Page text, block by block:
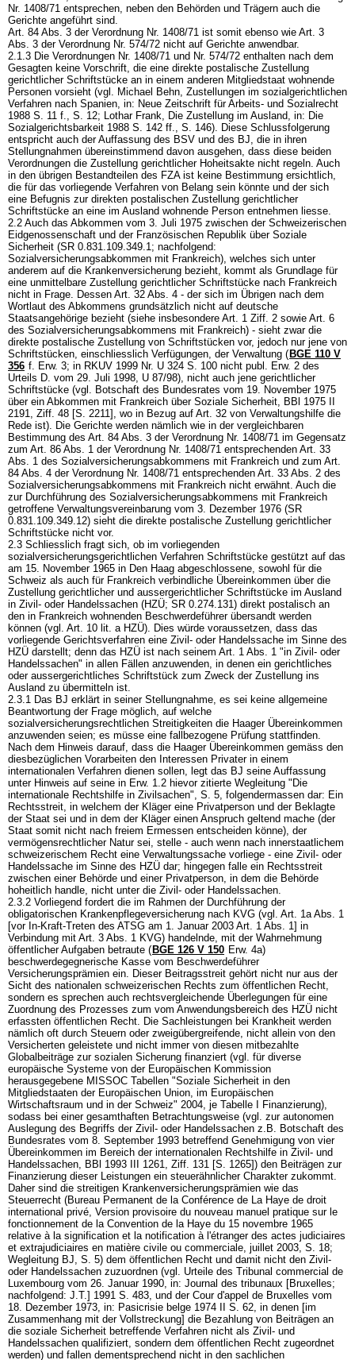
Nr. 1408/71 entsprechen, neben den Behörden und Trägern auch die
Gerichte angeführt sind.
Art. 84 Abs. 3 der Verordnung Nr. 1408/71 ist somit ebenso wie Art. 3
Abs. 3 der Verordnung Nr. 574/72 nicht auf Gerichte anwendbar.
2.1.3 Die Verordnungen Nr. 1408/71 und Nr. 574/72 enthalten nach dem
Gesagten keine Vorschrift, die eine direkte postalische Zustellung
gerichtlicher Schriftstücke an in einem anderen Mitgliedstaat wohnende
Personen vorsieht (vgl. Michael Behn, Zustellungen im sozialgerichtlichen
Verfahren nach Spanien, in: Neue Zeitschrift für Arbeits- und Sozialrecht
1988 S. 11 f., S. 12; Lothar Frank, Die Zustellung im Ausland, in: Die
Sozialgerichtsbarkeit 1988 S. 142 ff., S. 146). Diese Schlussfolgerung
entspricht auch der Auffassung des BSV und des BJ, die in ihren
Stellungnahmen übereinstimmend davon ausgehen, dass diese beiden
Verordnungen die Zustellung gerichtlicher Hoheitsakte nicht regeln. Auch
in den übrigen Bestandteilen des FZA ist keine Bestimmung ersichtlich,
die für das vorliegende Verfahren von Belang sein könnte und der sich
eine Befugnis zur direkten postalischen Zustellung gerichtlicher
Schriftstücke an eine im Ausland wohnende Person entnehmen liesse.
2.2 Auch das Abkommen vom 3. Juli 1975 zwischen der Schweizerischen
Eidgenossenschaft und der Französischen Republik über Soziale
Sicherheit (SR 0.831.109.349.1; nachfolgend:
Sozialversicherungsabkommen mit Frankreich), welches sich unter
anderem auf die Krankenversicherung bezieht, kommt als Grundlage für
eine unmittelbare Zustellung gerichtlicher Schriftstücke nach Frankreich
nicht in Frage. Dessen Art. 32 Abs. 4 - der sich im Übrigen nach dem
Wortlaut des Abkommens grundsätzlich nicht auf deutsche
Staatsangehörige bezieht (siehe insbesondere Art. 1 Ziff. 2 sowie Art. 6
des Sozialversicherungsabkommens mit Frankreich) - sieht zwar die
direkte postalische Zustellung von Schriftstücken vor, jedoch nur jene von
Schriftstücken, einschliesslich Verfügungen, der Verwaltung ( BGE 110 V
356 f. Erw. 3; in RKUV 1999 Nr. U 324 S. 100 nicht publ. Erw. 2 des
Urteils D. vom 29. Juli 1998, U 87/98), nicht auch jene gerichtlicher
Schriftstücke (vgl. Botschaft des Bundesrates vom 19. November 1975
über ein Abkommen mit Frankreich über Soziale Sicherheit, BBl 1975 II
2191, Ziff. 48 [S. 2211], wo in Bezug auf Art. 32 von Verwaltungshilfe die
Rede ist). Die Gerichte werden nämlich wie in der vergleichbaren
Bestimmung des Art. 84 Abs. 3 der Verordnung Nr. 1408/71 im Gegensatz
zum Art. 86 Abs. 1 der Verordnung Nr. 1408/71 entsprechenden Art. 33
Abs. 1 des Sozialversicherungsabkommens mit Frankreich und zum Art.
84 Abs. 4 der Verordnung Nr. 1408/71 entsprechenden Art. 33 Abs. 2 des
Sozialversicherungsabkommens mit Frankreich nicht erwähnt. Auch die
zur Durchführung des Sozialversicherungsabkommens mit Frankreich
getroffene Verwaltungsvereinbarung vom 3. Dezember 1976 (SR
0.831.109.349.12) sieht die direkte postalische Zustellung gerichtlicher
Schriftstücke nicht vor.
2.3 Schliesslich fragt sich, ob im vorliegenden
sozialversicherungsgerichtlichen Verfahren Schriftstücke gestützt auf das
am 15. November 1965 in Den Haag abgeschlossene, sowohl für die
Schweiz als auch für Frankreich verbindliche Übereinkommen über die
Zustellung gerichtlicher und aussergerichtlicher Schriftstücke im Ausland
in Zivil- oder Handelssachen (HZÜ; SR 0.274.131) direkt postalisch an
den in Frankreich wohnenden Beschwerdeführer übersandt werden
können (vgl. Art. 10 lit. a HZÜ). Dies würde voraussetzen, dass das
vorliegende Gerichtsverfahren eine Zivil- oder Handelssache im Sinne des
HZÜ darstellt; denn das HZÜ ist nach seinem Art. 1 Abs. 1 "in Zivil- oder
Handelssachen" in allen Fällen anzuwenden, in denen ein gerichtliches
oder aussergerichtliches Schriftstück zum Zweck der Zustellung ins
Ausland zu übermitteln ist.
2.3.1 Das BJ erklärt in seiner Stellungnahme, es sei keine allgemeine
Beantwortung der Frage möglich, auf welche
sozialversicherungsrechtlichen Streitigkeiten die Haager Übereinkommen
anzuwenden seien; es müsse eine fallbezogene Prüfung stattfinden.
Nach dem Hinweis darauf, dass die Haager Übereinkommen gemäss den
diesbezüglichen Vorarbeiten den Interessen Privater in einem
internationalen Verfahren dienen sollen, legt das BJ seine Auffassung
unter Hinweis auf seine in Erw. 1.2 hievor zitierte Wegleitung "Die
internationale Rechtshilfe in Zivilsachen", S. 5, folgendermassen dar: Ein
Rechtsstreit, in welchem der Kläger eine Privatperson und der Beklagte
der Staat sei und in dem der Kläger einen Anspruch geltend mache (der
Staat somit nicht nach freiem Ermessen entscheiden könne), der
vermögensrechtlicher Natur sei, stelle - auch wenn nach innerstaatlichem
schweizerischem Recht eine Verwaltungssache vorliege - eine Zivil- oder
Handelssache im Sinne des HZÜ dar; hingegen falle ein Rechtsstreit
zwischen einer Behörde und einer Privatperson, in dem die Behörde
hoheitlich handle, nicht unter die Zivil- oder Handelssachen.
2.3.2 Vorliegend fordert die im Rahmen der Durchführung der
obligatorischen Krankenpflegeversicherung nach KVG (vgl. Art. 1a Abs. 1
[vor In-Kraft-Treten des ATSG am 1. Januar 2003 Art. 1 Abs. 1] in
Verbindung mit Art. 3 Abs. 1 KVG) handelnde, mit der Wahrnehmung
öffentlicher Aufgaben betraute ( BGE 126 V 150 Erw. 4a)
beschwerdegegnerische Kasse vom Beschwerdeführer
Versicherungsprämien ein. Dieser Beitragsstreit gehört nicht nur aus der
Sicht des nationalen schweizerischen Rechts zum öffentlichen Recht,
sondern es sprechen auch rechtsvergleichende Überlegungen für eine
Zuordnung des Prozesses zum vom Anwendungsbereich des HZÜ nicht
erfassten öffentlichen Recht. Die Sachleistungen bei Krankheit werden
nämlich oft durch Steuern oder zweigübergreifende, nicht allein von den
Versicherten geleistete und nicht immer von diesen mitbezahlte
Globalbeiträge zur sozialen Sicherung finanziert (vgl. für diverse
europäische Systeme von der Europäischen Kommission
herausgegebene MISSOC Tabellen "Soziale Sicherheit in den
Mitgliedstaaten der Europäischen Union, im Europäischen
Wirtschaftsraum und in der Schweiz" 2004, je Tabelle I Finanzierung),
sodass bei einer gesamthaften Betrachtungsweise (vgl. zur autonomen
Auslegung des Begriffs der Zivil- oder Handelssachen z.B. Botschaft des
Bundesrates vom 8. September 1993 betreffend Genehmigung von vier
Übereinkommen im Bereich der internationalen Rechtshilfe in Zivil- und
Handelssachen, BBl 1993 III 1261, Ziff. 131 [S. 1265]) den Beiträgen zur
Finanzierung dieser Leistungen ein steuerähnlicher Charakter zukommt.
Daher sind die streitigen Krankenversicherungsprämien wie das
Steuerrecht (Bureau Permanent de la Conférence de La Haye de droit
international privé, Version provisoire du nouveau manuel pratique sur le
fonctionnement de la Convention de la Haye du 15 novembre 1965
relative à la signification et la notification à l'étranger des actes judiciaires
et extrajudiciaires en matière civile ou commerciale, juillet 2003, S. 18;
Wegleitung BJ, S. 5) dem öffentlichen Recht und damit nicht den Zivil-
oder Handelssachen zuzuordnen (vgl. Urteile des Tribunal commercial de
Luxembourg vom 26. Januar 1990, in: Journal des tribunaux [Bruxelles;
nachfolgend: J.T.] 1991 S. 483, und der Cour d'appel de Bruxelles vom
18. Dezember 1973, in: Pasicrisie belge 1974 II S. 62, in denen [im
Zusammenhang mit der Vollstreckung] die Bezahlung von Beiträgen an
die soziale Sicherheit betreffende Verfahren nicht als Zivil- und
Handelssachen qualifiziert, sondern dem öffentlichen Recht zugeordnet
werden) und fallen dementsprechend nicht in den sachlichen